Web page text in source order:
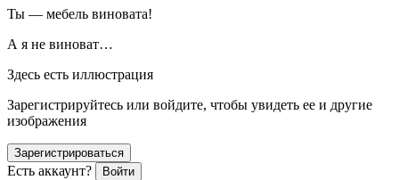
Ты — мебель виновата!
А я не виноват…
Здесь есть иллюстрация
Зарегистрируйтесь или войдите, чтобы увидеть ее и другие
изображения
Зарегистрироваться
Есть аккаунт? Войти